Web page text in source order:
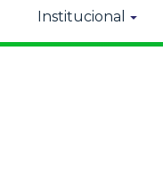
Institucional